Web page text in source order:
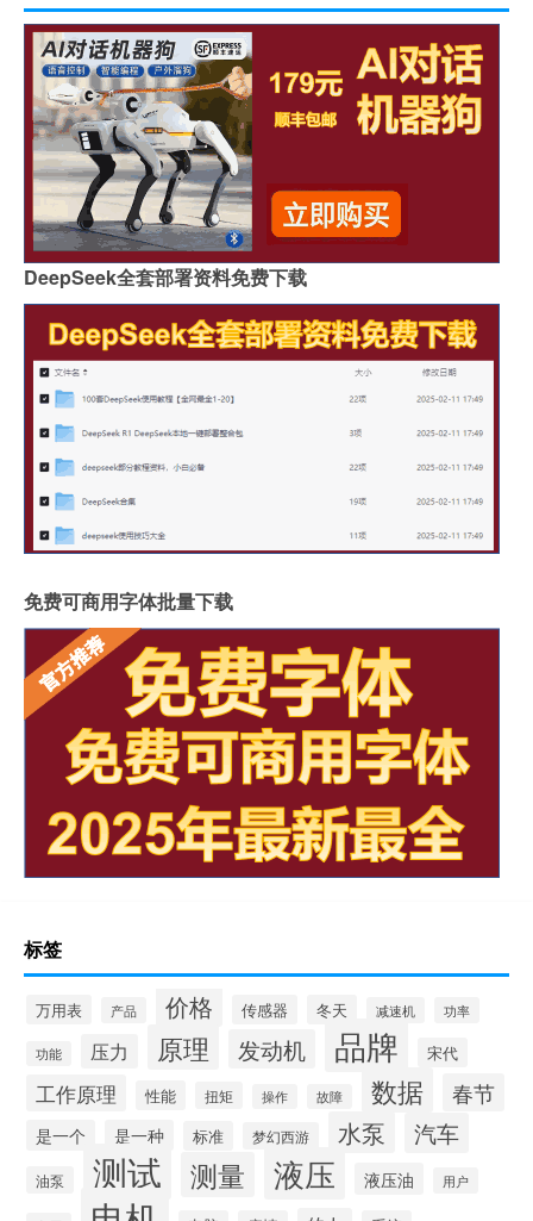
DeepSeek全套部署资料免费下载
免费可商用字体批量下载
标签
万用表 产品 价格 传感器 冬天 减速机 功率
功能 压力 原理 发动机 品牌 宋代
工作原理 性能 扭矩 操作 故障 数据 春节
是一个 是一种 标准 梦幻西游 水泵 汽车
油泵 测试 测量 液压 液压油 用户